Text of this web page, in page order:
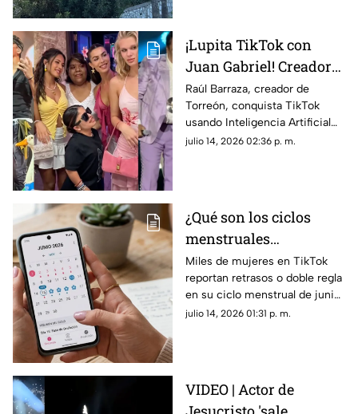
¡Lupita TikTok con
Juan Gabriel! Creador
lagunero es VIRAL en
TikTok con videos
hiperrealistas de IA
Raúl Barraza, creador de
Torreón, conquista TikTok
usando Inteligencia Artificial
para crear videos virales de
julio 14, 2026 02:36 p. m.
¿Qué son los ciclos
menstruales
misteriosos de junio
2026 y por qué son
tendencia?
Miles de mujeres en TikTok
reportan retrasos o doble regla
en su ciclo menstrual de junio
2026. Conoce la explicación
julio 14, 2026 01:31 p. m.
VIDEO | Actor de